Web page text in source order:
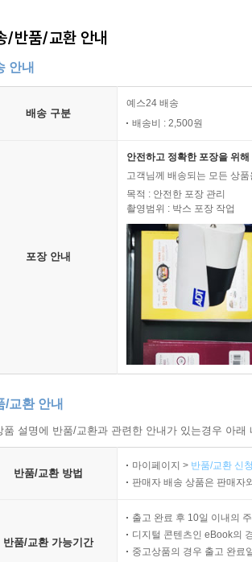
/반품/교환 안내
안내
배송 구분
예스24 배송
배송비 : 2,500원
포장 안내
안전하고 정확한 포장을 위
고객님께 배송되는 모든 상
목적 : 안전한 포장 관리
촬영범위 : 박스 포장 작업
/교환 안내
설명에 반품/교환과 관련한 안내가 있는경우 아
반품/교환 방법
마이페이지 > 반품/교환 신
판매자 배송 상품은 판매자
반품/교환 가능기간
출고 완료 후 10일 이내의
디지털 콘텐츠인 eBook의
중고상품의 경우 출고 완료